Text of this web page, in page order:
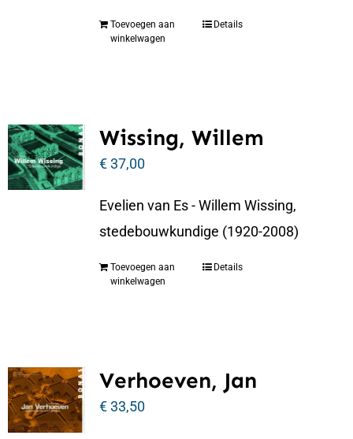
Toevoegen aan
winkelwagen
Details
Wissing, Willem
€37,00
Evelien van Es - Willem Wissing,
stedebouwkundige (1920-2008)
Toevoegen aan
winkelwagen
Details
Verhoeven, Jan
€33,50